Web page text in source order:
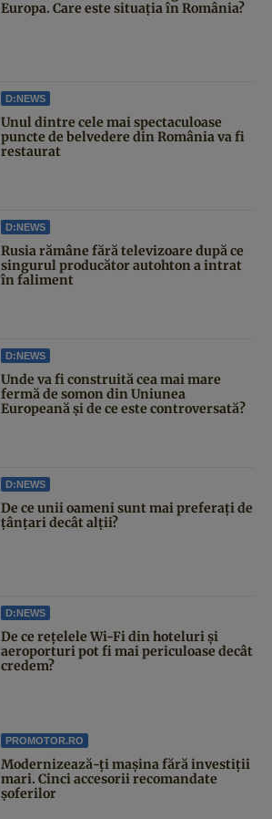
Europa. Care este situația în România?
D:NEWS
Unul dintre cele mai spectaculoase
puncte de belvedere din România va fi
restaurat
D:NEWS
Rusia rămâne fără televizoare după ce
singurul producător autohton a intrat
în faliment
D:NEWS
Unde va fi construită cea mai mare
fermă de somon din Uniunea
Europeană și de ce este controversată?
D:NEWS
De ce unii oameni sunt mai preferați de
țânțari decât alții?
D:NEWS
De ce rețelele Wi-Fi din hoteluri și
aeroporturi pot fi mai periculoase decât
credem?
PROMOTOR.RO
Modernizează-ți mașina fără investiții
mari. Cinci accesorii recomandate
șoferilor